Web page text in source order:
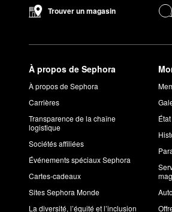
Trouver un magasin
À propos de Sephora
À propos de Sephora
Carrières
Transparence de la chaîne
logistique
Sociétés affiliées
Événements spéciaux Sephora
Cartes-cadeaux
Sites Sephora Monde
La diversité, l’équité et l’inclusion